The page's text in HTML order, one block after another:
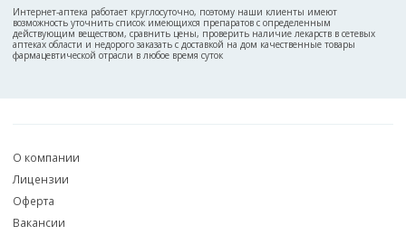
Интернет-аптека работает круглосуточно, поэтому наши клиенты имеют
возможность уточнить список имеющихся препаратов с определенным
действующим веществом, сравнить цены, проверить наличие лекарств в сетевых
аптеках области и недорого заказать с доставкой на дом качественные товары
фармацевтической отрасли в любое время суток
О компании
Лицензии
Оферта
Вакансии